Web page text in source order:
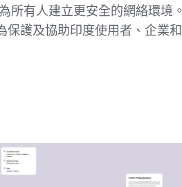
所有​人​建立​更​安全​的​網絡​環境。​
護​及​協助​印度​使用​者、​企業​和​